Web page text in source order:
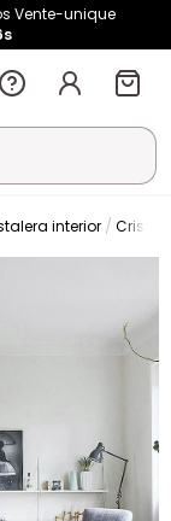
Vente-unique
interior